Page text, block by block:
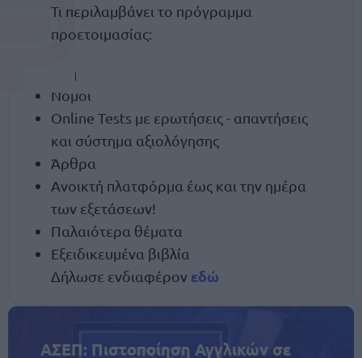
Τι περιλαμβάνει το πρόγραμμα
προετοιμασίας:
Ύλη
Νόμοι
Online Tests με ερωτήσεις - απαντήσεις
και σύστημα αξιολόγησης
Άρθρα
Ανοικτή πλατφόρμα έως και την ημέρα
των εξετάσεων!
Παλαιότερα θέματα
Εξειδικευμένα βιβλία
Δήλωσε ενδιαφέρον εδώ
ΑΣΕΠ: Πιστοποίηση Αγγλικών σε